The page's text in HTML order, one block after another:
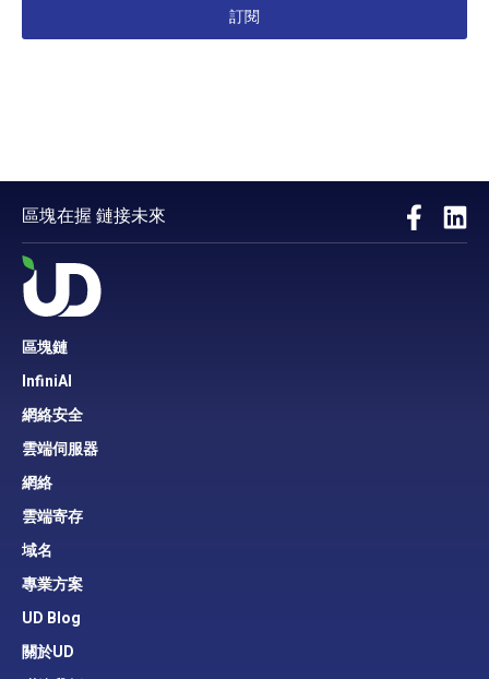
訂閱
區塊在握 鏈接未來
區塊鏈
InfiniAI
網絡安全
雲端伺服器
網絡
雲端寄存
域名
專業方案
UD Blog
關於UD